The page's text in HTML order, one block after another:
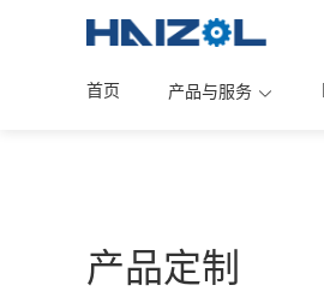
首页 产品与服务
产品定制